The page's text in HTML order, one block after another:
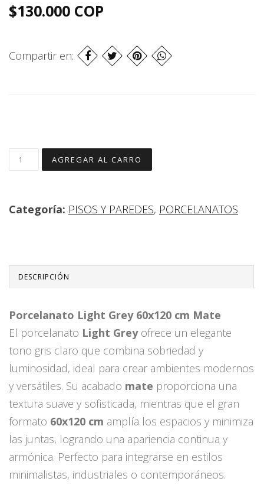
$130.000 COP
Compartir en:
Categoría: PISOS Y PAREDES, PORCELANATOS
DESCRIPCIÓN
Porcelanato Light Grey 60x120 cm Mate
El porcelanato Light Greyofrece un elegante
tono gris claro que combina sobriedad y
luminosidad, ideal para crear ambientes modernos
y versátiles. Su acabado mate proporciona una
textura suave y sofisticada, mientras que el gran
formato 60x120 cm amplía los espacios y minimiza
las juntas, logrando una apariencia continua y
armónica. Perfecto para integrarse en estilos
minimalistas, industriales o contemporáneos.